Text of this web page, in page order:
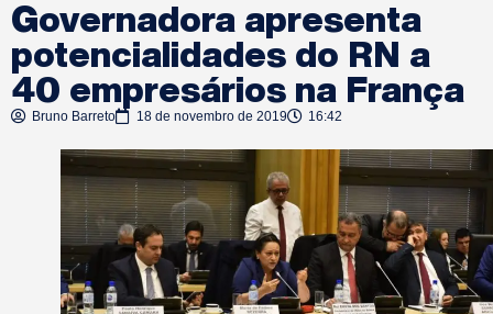
Governadora apresenta
potencialidades do RN a
40 empresários na França
Bruno Barreto 18 de novembro de 2019 16:42